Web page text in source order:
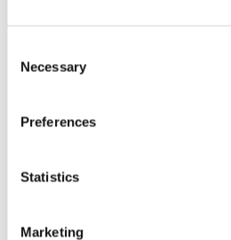
Selection
Necessary
Preferences
Statistics
Marketing
Av småföretagare, för
Nyheter